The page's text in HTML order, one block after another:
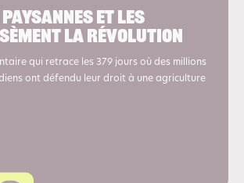
paysannes et les
sèment la révolution
qui retrace les 379 jours où des millions
ont défendu leur droit à une agriculture